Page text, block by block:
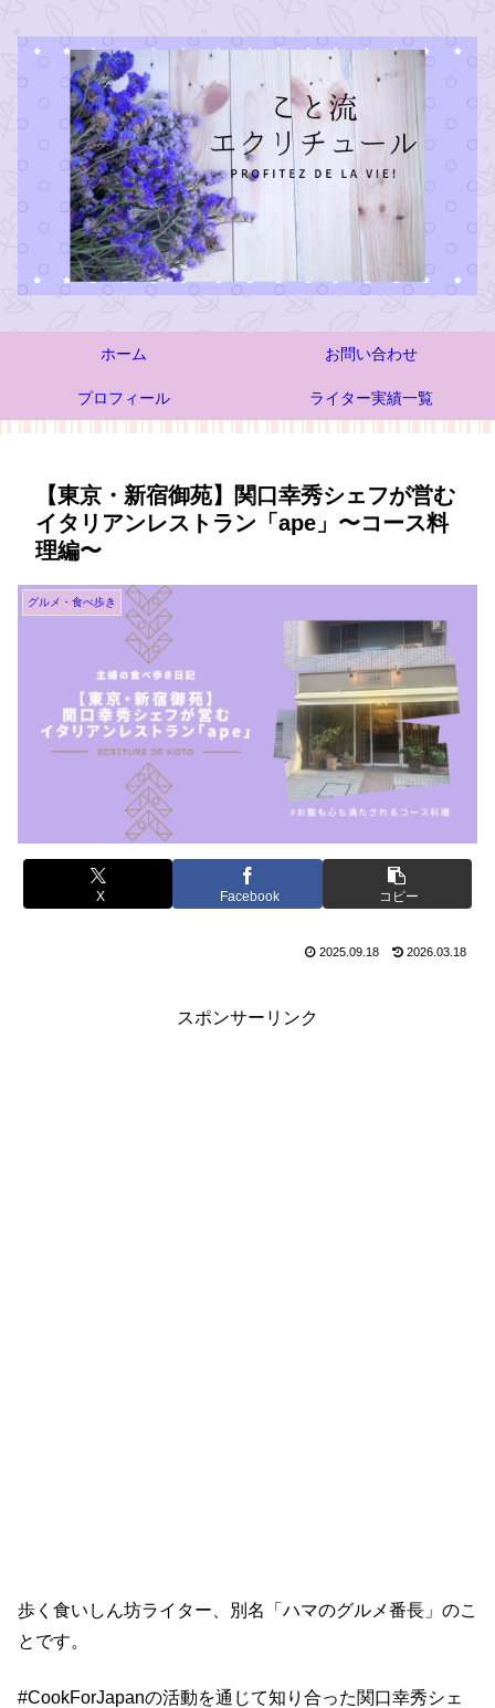
ホーム お問い合わせ
プロフィール ライター実績一覧
【東京・新宿御苑】関口幸秀シェフが営む
イタリアンレストラン「ape」〜コース料
理編〜
グルメ・食べ歩き
X Facebook コピー
2025.09.18 2026.03.18
スポンサーリンク
歩く食いしん坊ライター、別名「ハマのグルメ番長」のこ
とです。
#CookForJapanの活動を通じて知り合った関口幸秀シェ